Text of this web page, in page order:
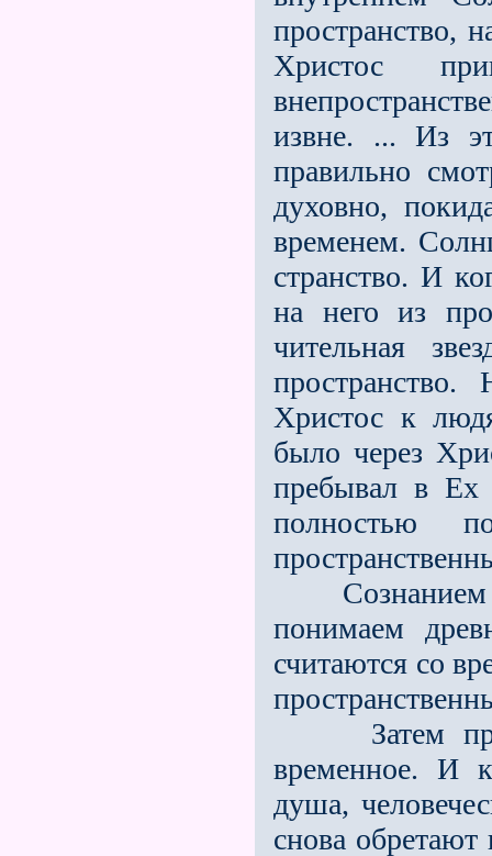
пространство,
Христос
извне. ... Из
правильно
духовно,
временем.
странство. И
на него из
чительная
Христос к
было через
пребывал в
полностью
Сознанием
понимаем
считаются со
Затем
временное. И
душа,
снова